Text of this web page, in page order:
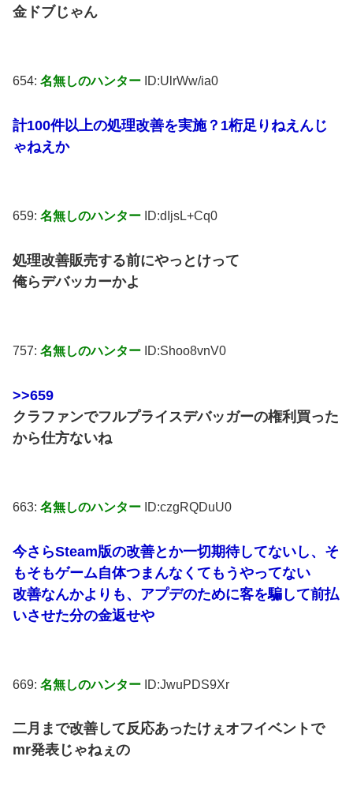
金ドブじゃん
654: 名無しのハンター ID:UlrWw/ia0
計100件以上の処理改善を実施？1桁足りねえんじ
ゃねえか
659: 名無しのハンター ID:dIjsL+Cq0
処理改善販売する前にやっとけって
俺らデバッカーかよ
757: 名無しのハンター ID:Shoo8vnV0
>>659
クラファンでフルプライスデバッガーの権利買った
から仕方ないね
663: 名無しのハンター ID:czgRQDuU0
今さらSteam版の改善とか一切期待してないし、そ
もそもゲーム自体つまんなくてもうやってない
改善なんかよりも、アプデのために客を騙して前払
いさせた分の金返せや
669: 名無しのハンター ID:JwuPDS9Xr
二月まで改善して反応あったけぇオフイベントで
mr発表じゃねぇの